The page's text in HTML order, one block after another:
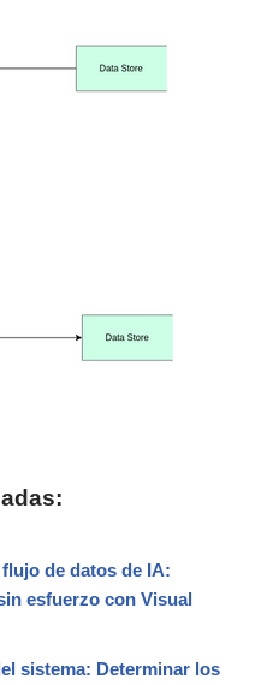
de datos de IA:
esfuerzo con Visual
sistema: Determinar los